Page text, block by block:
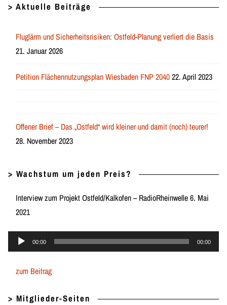
> Aktuelle Beiträge
Fluglärm und Sicherheitsrisiken: Ostfeld-Planung verliert die Basis
21. Januar 2026
Petition Flächennutzungsplan Wiesbaden FNP 204022. April 2023
Offener Brief – Das „Ostfeld“ wird kleiner und damit (noch) teurer!
28. November 2023
> Wachstum um jeden Preis?
Interview zum Projekt Ostfeld/Kalkofen – RadioRheinwelle 6. Mai
2021
Audio-
Player
00:00 00:00
zum Beitrag
> Mitglieder-Seiten